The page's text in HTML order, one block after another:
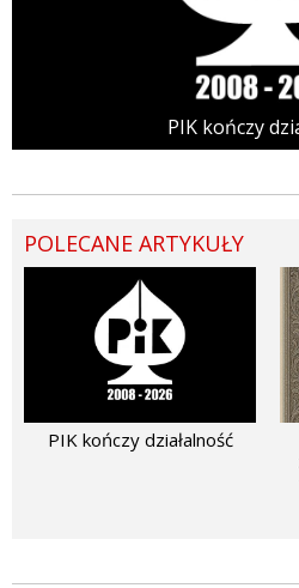
PIK kończy
POLECANE ARTYKUŁY
PIK kończy działalność